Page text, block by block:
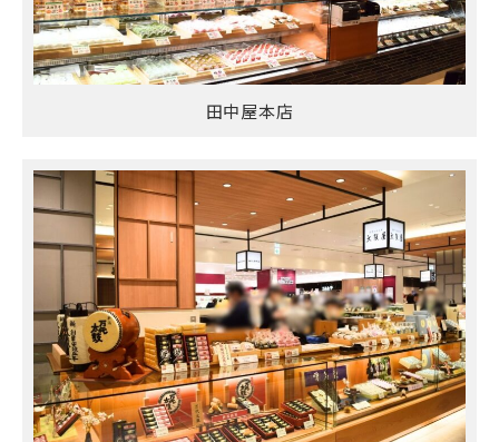
田中屋本店